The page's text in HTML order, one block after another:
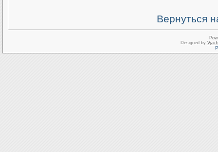
Вернуться
Designed by